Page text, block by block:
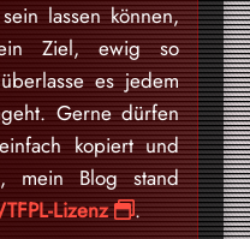
lassen können,
Ziel, ewig so
es jedem
Gerne dürfen
kopiert und
mein Blog stand
Lizenz .